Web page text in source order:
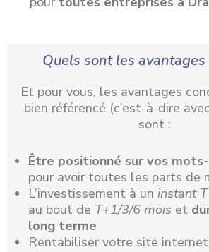
Quels sont les avantages
Et pour vous, les avantages
bien référencé (c’est-à-dire
sont :
Être positionné sur vos
pour avoir toutes les parts de
L’investissement à un instant T
au bout de T+1/3/6 mois et
long terme
Rentabiliser votre site